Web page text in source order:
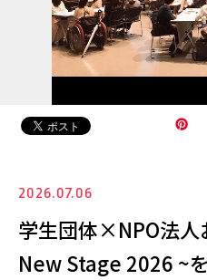
2026.07.06
学生団体×NPO法人
New Stage 2026 ~